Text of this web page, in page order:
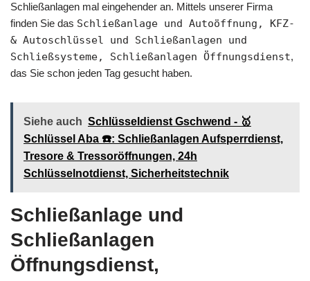
Schließanlagen mal eingehender an. Mittels unserer Firma
finden Sie das Schließanlage und Autoöffnung, KFZ-
& Autoschlüssel und Schließanlagen und
Schließsysteme, Schließanlagen Öffnungsdienst,
das Sie schon jeden Tag gesucht haben.
Siehe auch Schlüsseldienst Gschwend - 🥇
Schlüssel Aba ☎️: Schließanlagen Aufsperrdienst,
Tresore & Tressoröffnungen, 24h
Schlüsselnotdienst, Sicherheitstechnik
Schließanlage und
Schließanlagen
Öffnungsdienst,